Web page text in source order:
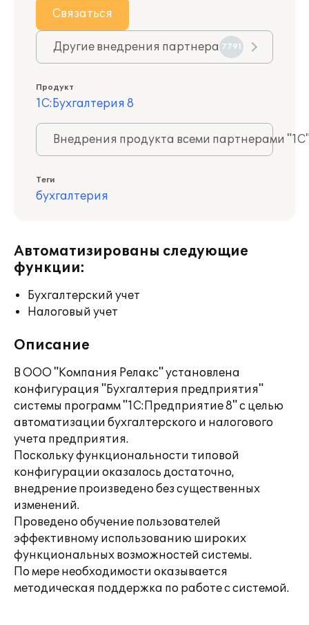
Связаться
Другие внедрения партнера 7791
Продукт
1С:Бухгалтерия 8
Внедрения продукта всеми партнерами
Теги
бухгалтерия
Автоматизированы следующие
функции:
Бухгалтерский учет
Налоговый учет
Описание
В ООО "Компания Релакс" установлена
конфигурация "Бухгалтерия предприятия"
системы программ "1С:Предприятие 8" с целью
автоматизации бухгалтерского и налогового
учета предприятия.
Поскольку функциональности типовой
конфигурации оказалось достаточно,
внедрение произведено без существенных
изменений.
Проведено обучение пользователей
эффективному использованию широких
функциональных возможностей системы.
По мере необходимости оказывается
методическая поддержка по работе с системой.